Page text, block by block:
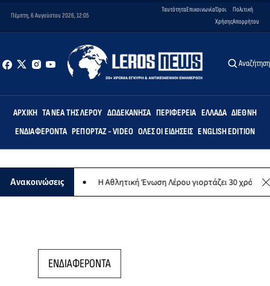
Πέμπτη, 6 Αυγούστου 2026, 12:05
ΤαυτότηταΕπικοινωνίαΌροι
Χρήσης
Πολιτική
Απορρήτου
Αναζήτηση
ΑΡΧΙΚΉ ΤΑ ΝΈΑ ΤΗΣ ΛΈΡΟΥ ΔΩΔΕΚΆΝΗΣΑ ΠΕΡΙΦΈΡΕΙΑ ΕΛΛΆΔΑ ΔΙΕΘΝΉ
ΕΝΔΙΑΦΈΡΟΝΤΑ ΡΕΠΟΡΤΆΖ - VIDEO ΌΛΕΣ ΟΙ ΕΙΔΉΣΕΙΣ ENGLISH EDITION
Ανακοινώσεις
σκοπό Η Αθλητική Ένωση Λέρου γιορτάζει 30 χρόνια
ΕΝΔΙΑΦΕΡΟΝΤΑ